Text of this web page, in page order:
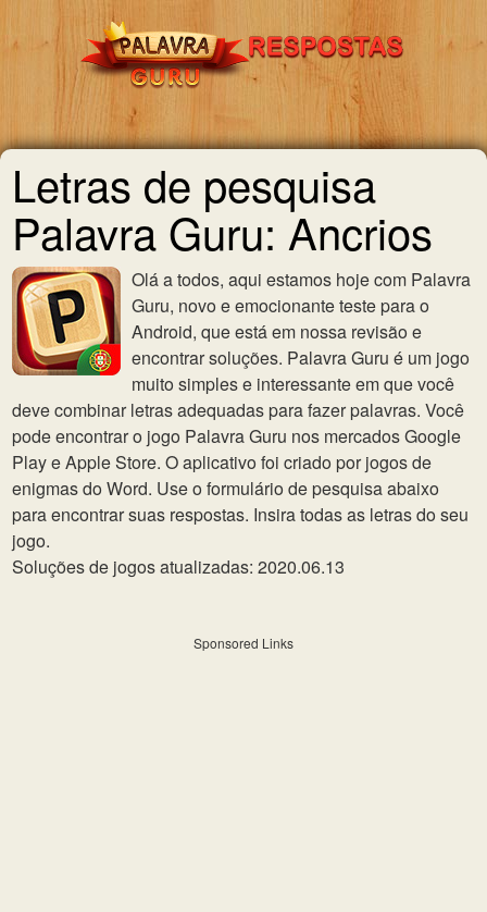
Letras de pesquisa
Palavra Guru: Ancrios
Olá a todos, aqui estamos hoje com Palavra
Guru, novo e emocionante teste para o
Android, que está em nossa revisão e
encontrar soluções. Palavra Guru é um jogo
muito simples e interessante em que você
deve combinar letras adequadas para fazer palavras. Você
pode encontrar o jogo Palavra Guru nos mercados Google
Play e Apple Store. O aplicativo foi criado por jogos de
enigmas do Word. Use o formulário de pesquisa abaixo
para encontrar suas respostas. Insira todas as letras do seu
jogo.
Soluções de jogos atualizadas: 2020.06.13
Sponsored Links